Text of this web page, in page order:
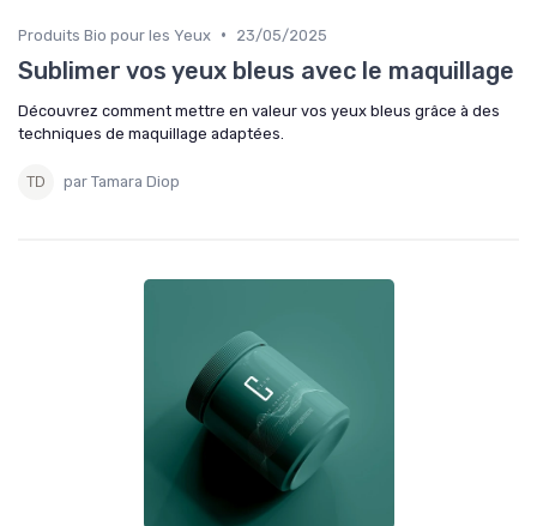
Produits Bio pour les Yeux • 23/05/2025
Sublimer vos yeux bleus avec le maquillage
Découvrez comment mettre en valeur vos yeux bleus grâce à des
techniques de maquillage adaptées.
par Tamara Diop